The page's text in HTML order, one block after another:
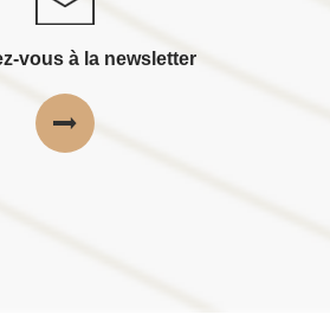
vous à la newsletter